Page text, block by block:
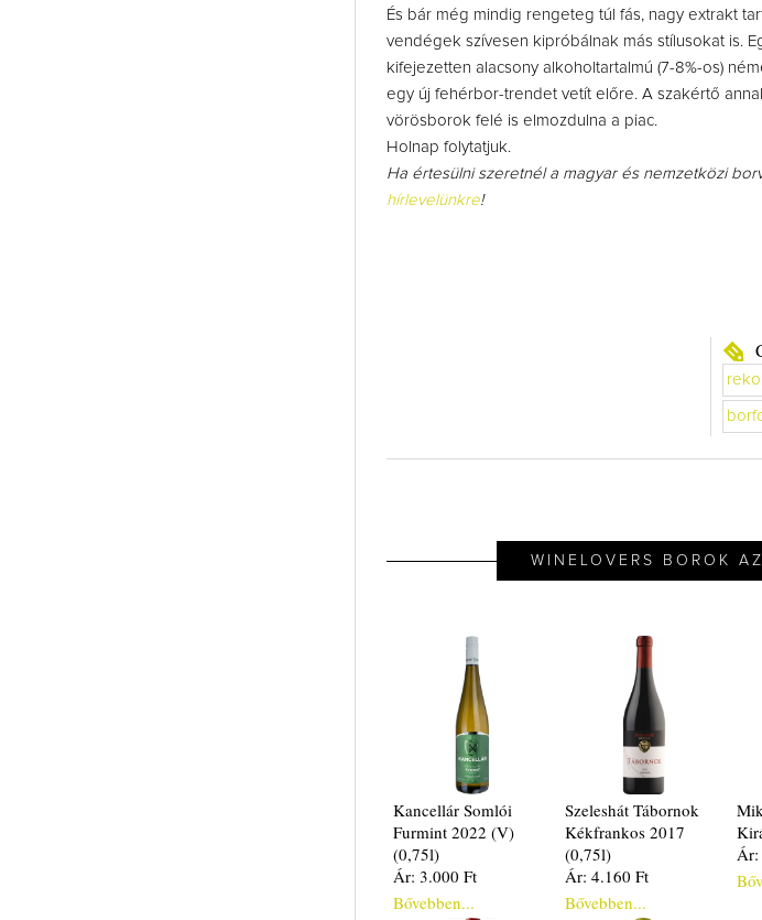
És bár még mindig rengeteg túl fás, nagy extrakt
vendégek szívesen kipróbálnak más stílusokat is.
kifejezetten alacsony alkoholtartalmú (7-8%-os)
egy új fehérbor-trendet vetít előre. A szakértő
vörösborok felé is elmozdulna a piac.
Holnap folytatjuk.
Ha értesülni szeretnél a magyar és nemzetközi
hírlevelünkre!
WINELOVERS BOROK
Kancellár Somlói
Furmint 2022 (V)
(0,75l)
Ár: 3.000 Ft
Bővebben...
Szeleshát Tábornok
Kékfrankos 2017
(0,75l)
Ár: 4.160 Ft
Bővebben...
Ár: